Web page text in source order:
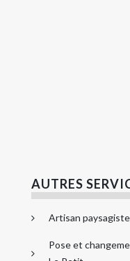
AUTRES
Artisan
Pose et